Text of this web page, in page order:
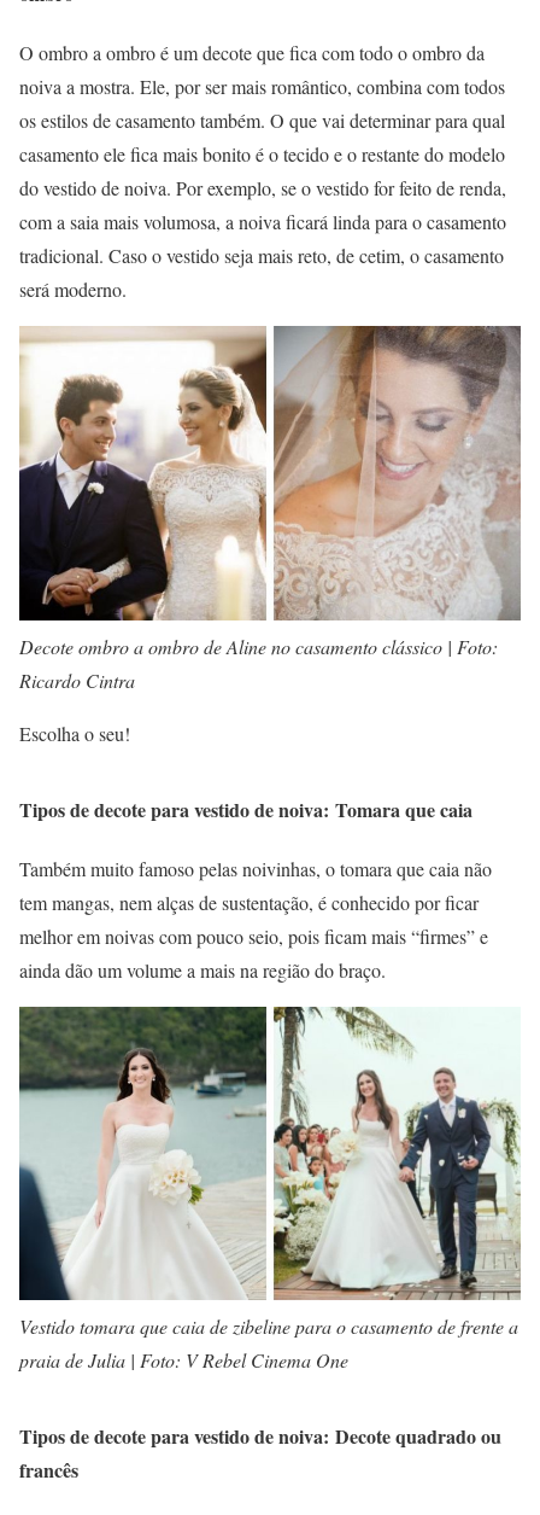
O ombro a ombro é um decote que fica com todo o ombro da
noiva a mostra. Ele, por ser mais romântico, combina com todos
os estilos de casamento também. O que vai determinar para qual
casamento ele fica mais bonito é o tecido e o restante do modelo
do vestido de noiva. Por exemplo, se o vestido for feito de renda,
com a saia mais volumosa, a noiva ficará linda para o casamento
tradicional. Caso o vestido seja mais reto, de cetim, o casamento
será moderno.
Decote ombro a ombro de Aline no casamento clássico | Foto:
Ricardo Cintra
Escolha o seu!
Tipos de decote para vestido de noiva: Tomara que caia
Também muito famoso pelas noivinhas, o tomara que caia não
tem mangas, nem alças de sustentação, é conhecido por ficar
melhor em noivas com pouco seio, pois ficam mais “firmes” e
ainda dão um volume a mais na região do braço.
Vestido tomara que caia de zibeline para o casamento de frente a
praia de Julia | Foto: V Rebel Cinema One
Tipos de decote para vestido de noiva: Decote quadrado ou
francês